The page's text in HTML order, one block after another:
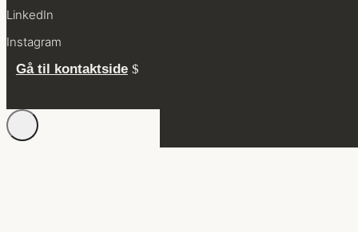
LinkedIn
Instagram
Gå til kontaktside